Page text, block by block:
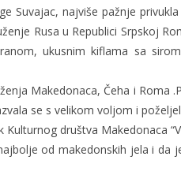
Suvajac, najviše pažnje
Rusa u Republici Srpskoj
ukusnim kiflama sa
Makedonaca, Čeha i Roma
se s velikom voljom i
društva Makedonaca
od makedonskih jela i da